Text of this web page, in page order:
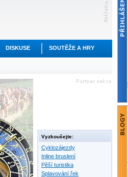
DISKUSE SOUTĚŽE A HRY
Vyzkoušejte:
Cyklozájezdy
Inline bruslení
Pěší turistika
Splavování řek